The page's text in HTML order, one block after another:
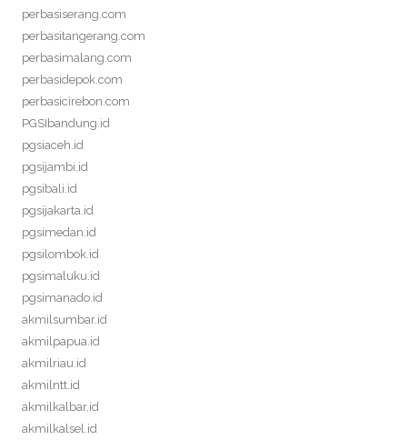
perbasiserang.com
perbasitangerang.com
perbasimalang.com
perbasidepok.com
perbasicirebon.com
PGSIbandung.id
pgsiaceh.id
pgsijambi.id
pgsibali.id
pgsijakarta.id
pgsimedan.id
pgsilombok.id
pgsimaluku.id
pgsimanado.id
akmilsumbar.id
akmilpapua.id
akmilriau.id
akmilntt.id
akmilkalbar.id
akmilkalsel.id